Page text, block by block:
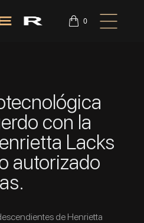
0
con la
Lacks
autorizado
de Henrietta